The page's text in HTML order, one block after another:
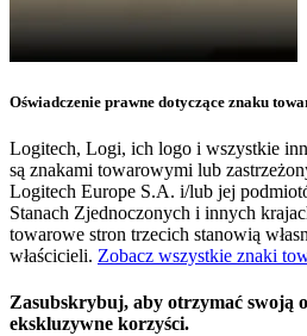
Oświadczenie prawne dotyczące znaku
Logitech, Logi, ich logo i wszystkie
są znakami towarowymi lub
Logitech Europe S.A. i/lub jej
Stanach Zjednoczonych i innych
towarowe stron trzecich stanowią
właścicieli. Zobacz wszystkie znaki
Zasubskrybuj, aby otrzymać swoją
ekskluzywne korzyści.